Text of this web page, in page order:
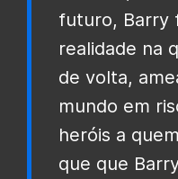
futuro, Barry
realidade na
de volta,
mundo em
heróis a
que que